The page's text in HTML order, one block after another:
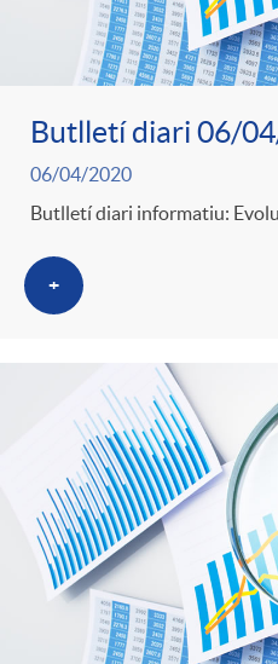
Butlletí diari 06/
06/04/2020
Butlletí diari informatiu:
+